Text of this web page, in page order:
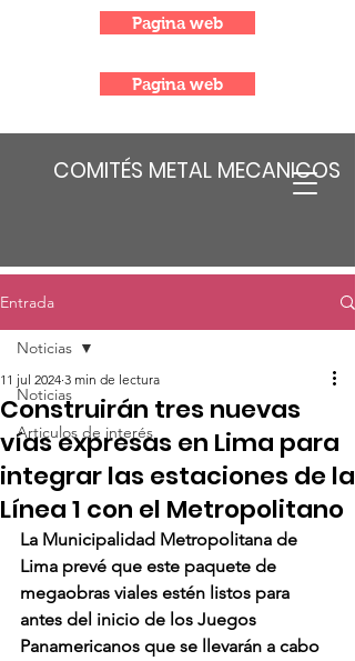
COMITÉS METAL MECANICOS
Pagina web
Pagina web
Entrada
Noticias
Articulos de interés
Noticias
Construirán tres nuevas
vías expresas en Lima para
integrar las estaciones de la
Línea 1 con el Metropolitano
11 jul 2024 3 min de lectura
La Municipalidad Metropolitana de
Lima prevé que este paquete de
megaobras viales estén listos para
antes del inicio de los Juegos
Panamericanos que se llevarán a cabo